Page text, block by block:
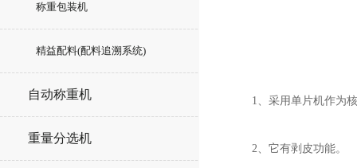
称重包装机
精益配料(配料追溯系统)
自动称重机
重量分选机
1、采用单片机作为核
2、它有剥皮功能。